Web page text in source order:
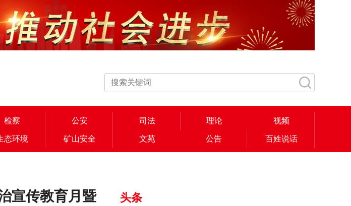
检察 公安 司法 理论 视频
态环境 矿山安全 文苑 公告 百姓说话
宣传教育月暨
头条